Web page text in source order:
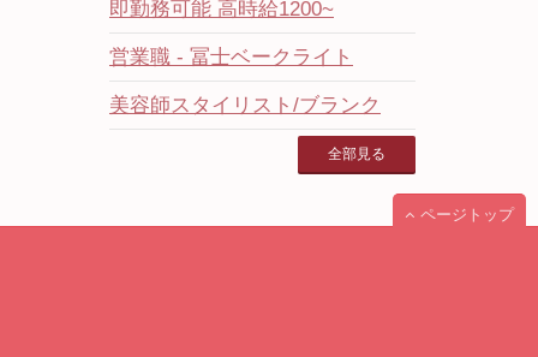
即勤務可能 高時給1200~
営業職 - 冨士ベークライト
美容師スタイリスト/ブランク
全部見る
ページトップ